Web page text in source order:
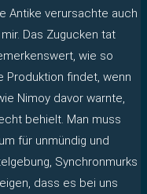
Antike verursachte auch
Das Zugucken tat
wie so
Produktion findet, wenn
Nimoy davor warnte,
behielt. Man muss
für unmündig und
Synchronmurks
dass es bei uns